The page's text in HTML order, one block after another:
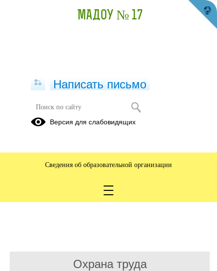
Охрана труда
МАДОУ № 17
Написать письмо
Версия для слабовидящих
Сведения об образовательной организации